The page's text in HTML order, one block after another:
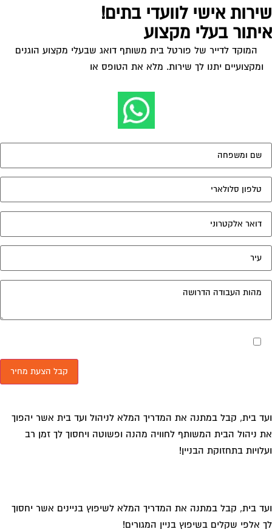
אישי לוועדי בתים!
בעלי מקצוע
המוקד לדייר של פורטל בית משותף דואג שבעלי מקצוע הוגנים
ומקצועיים יתנו לך שירות. מלא את הטופס אולחץ לשליחת הודעת
מאשר את תנאי הפרטיות
בית, קבל במתנה את המדריך המלא לניהול ועד בית אשר יהפוך
ניהול הבית המשותף לחוויה מהנה ופשוטה ויחסוך לך זמן רב
בתחזוקת הבניין!
בית, קבל במתנה את המדריך המלא לשיפוץ בניינים אשר יחסוך
אלפי שקלים בשיפוץ בניין המגורים!